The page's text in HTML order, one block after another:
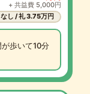
+ 共益費 5,000円
し / 礼 3.75万円
歩いて10分